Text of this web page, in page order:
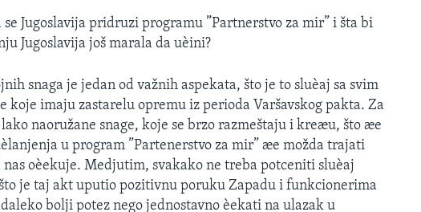
se Jugoslavija pridruzi programu ”Partnerstvo za mir” i šta bi
Jugoslavija još marala da uèini?
snaga je jedan od važnih aspekata, što je to sluèaj sa svim
koje imaju zastarelu opremu iz perioda Varšavskog pakta. Za
naoružane snage, koje se brzo razmeštaju i kreæu, što æe
u program ”Partenerstvo za mir” æe možda trajati
nas oèekuje. Medjutim, svakako ne treba potceniti sluèaj
je taj akt uputio pozitivnu poruku Zapadu i funkcionerima
bolji potez nego jednostavno èekati na ulazak u